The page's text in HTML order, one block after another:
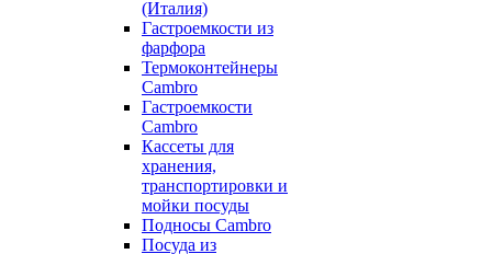
(Италия)
Гастроемкости из
фарфора
Термоконтейнеры
Cambro
Гастроемкости
Cambro
Кассеты для
хранения,
транспортировки и
мойки посуды
Подносы Cambro
Посуда из